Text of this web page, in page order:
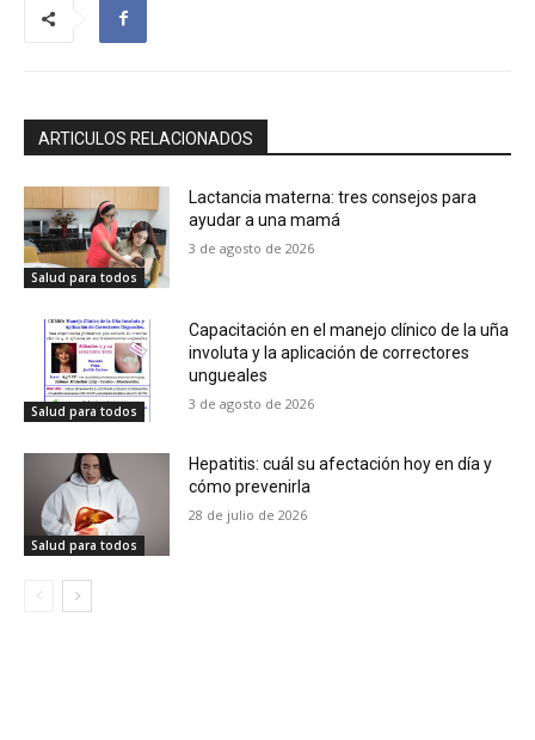
ARTICULOS RELACIONADOS
Salud para todos
Lactancia materna: tres consejos para
ayudar a una mamá
3 de agosto de 2026
Salud para todos
Capacitación en el manejo clínico de la uña
involuta y la aplicación de correctores
ungueales
3 de agosto de 2026
Salud para todos
Hepatitis: cuál su afectación hoy en día y
cómo prevenirla
28 de julio de 2026